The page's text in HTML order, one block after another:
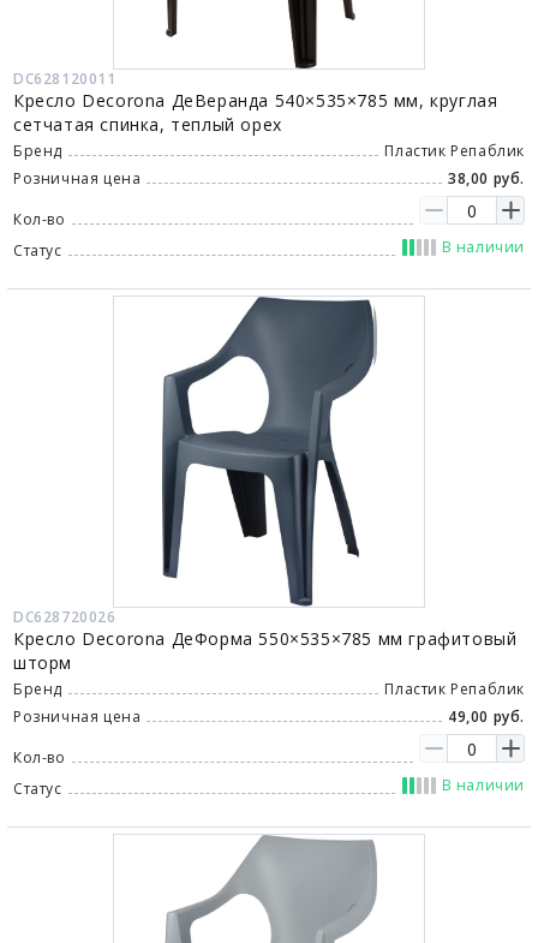
DC628120011
Кресло Decorona ДеВеранда 540×535×785 мм, круглая
сетчатая спинка, теплый орех
Бренд
Пластик Репаблик
Розничная цена
38,00 руб.
Кол-во
Статус
В наличии
DC628720026
Кресло Decorona ДеФорма 550×535×785 мм графитовый
шторм
Бренд
Пластик Репаблик
Розничная цена
49,00 руб.
Кол-во
Статус
В наличии